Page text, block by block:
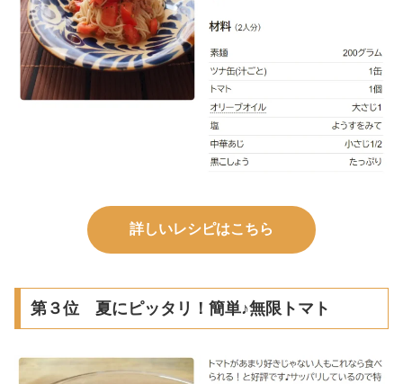
詳しいレシピはこちら
第３位 夏にピッタリ！簡単♪無限トマト